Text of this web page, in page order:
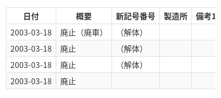
日付 概要 新記号番号 製造所
備考1
2003-03-18
廃止 （廃車）
（解体）
2003-03-18
廃止
（解体）
2003-03-18
廃止
（解体）
2003-03-18
廃止